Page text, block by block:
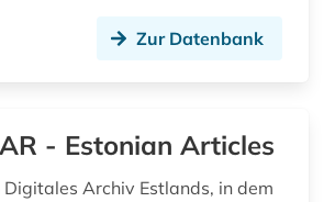
Zur Datenbank
- Estonian Articles
Digitales Archiv Estlands, in dem